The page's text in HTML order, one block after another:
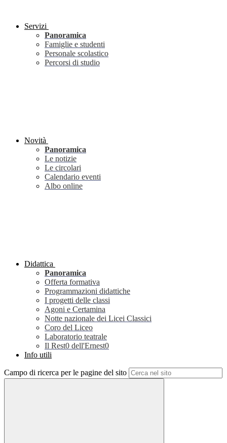
Servizi
Panoramica
Famiglie e studenti
Personale scolastico
Percorsi di studio
Novità
Panoramica
Le notizie
Le circolari
Calendario eventi
Albo online
Didattica
Panoramica
Offerta formativa
Programmazioni didattiche
I progetti delle classi
Agoni e Certamina
Notte nazionale dei Licei Classici
Coro del Liceo
Laboratorio teatrale
Il Rest0 dell'Ernest0
Info utili
Campo di ricerca per le pagine del sito